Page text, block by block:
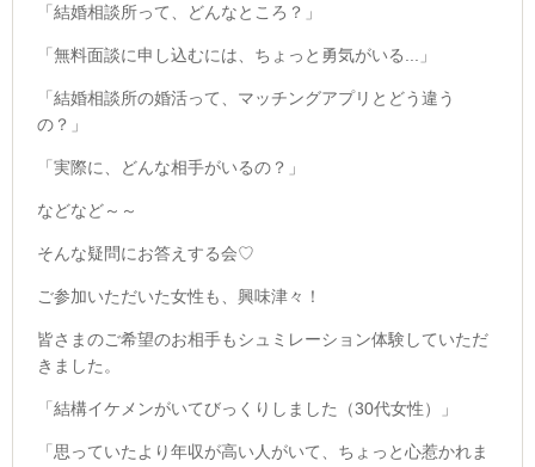
「結婚相談所って、どんなところ？」
「無料面談に申し込むには、ちょっと勇気がいる...」
「結婚相談所の婚活って、マッチングアプリとどう違う
の？」
「実際に、どんな相手がいるの？」
などなど～～
そんな疑問にお答えする会♡
ご参加いただいた女性も、興味津々！
皆さまのご希望のお相手もシュミレーション体験していただ
きました。
「結構イケメンがいてびっくりしました（30代女性）」
「思っていたより年収が高い人がいて、ちょっと心惹かれま